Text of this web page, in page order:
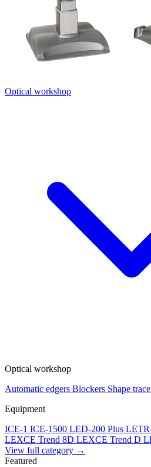
Optical workshop
Optical workshop
Automatic edgers Blockers Shape
Equipment
ICE-1 ICE-1500 LED-200 Plus
LEXCE Trend 8D LEXCE Trend D
View full category →
Featured